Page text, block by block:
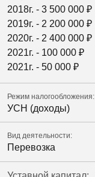
2018г. - 3 500 000 ₽
2019г. - 2 200 000 ₽
2020г. - 2 400 000 ₽
2021г. - 100 000 ₽
2021г. - 50 000 ₽
Режим налогообложения:
УСН (доходы)
Вид деятельности:
Перевозка